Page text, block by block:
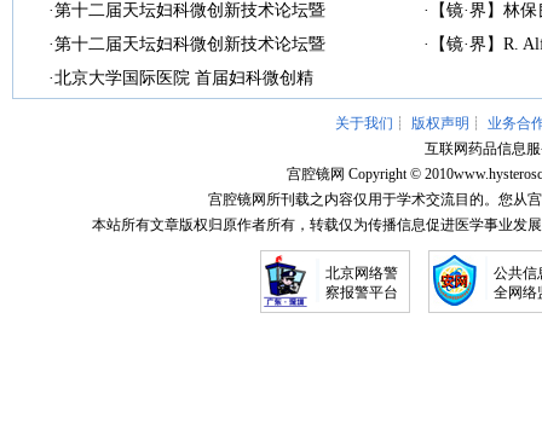
·第十二届天坛妇科微创新技术论坛暨
·第十二届天坛妇科微创新技术论坛暨
·北京大学国际医院 首届妇科微创精
·
【镜·界】林
·
【镜·界】R.
关于我们 ┊ 版权声明 ┊ 业务合
互联网药品信息
宫腔镜网 Copyright © 2010
宫腔镜网所刊载之内容仅用于学术交流目的。您从
本站所有文章版权归原作者所有，转载仅为传播信息促进医学事业发
北京网络警
察报警平台
公共信
全网络